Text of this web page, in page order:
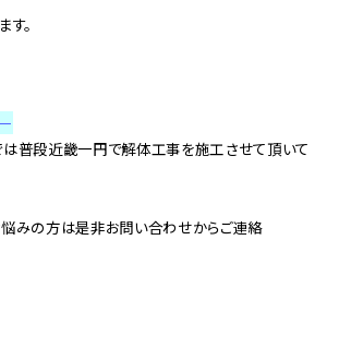
。
普段近畿一円で解体工事を施工させて頂いて
みの方は是非お問い合わせからご連絡